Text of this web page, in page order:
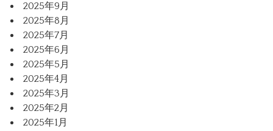
2025年9月
2025年8月
2025年7月
2025年6月
2025年5月
2025年4月
2025年3月
2025年2月
2025年1月